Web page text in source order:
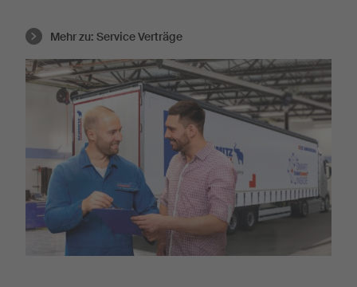
Mehr zu: Service Verträge